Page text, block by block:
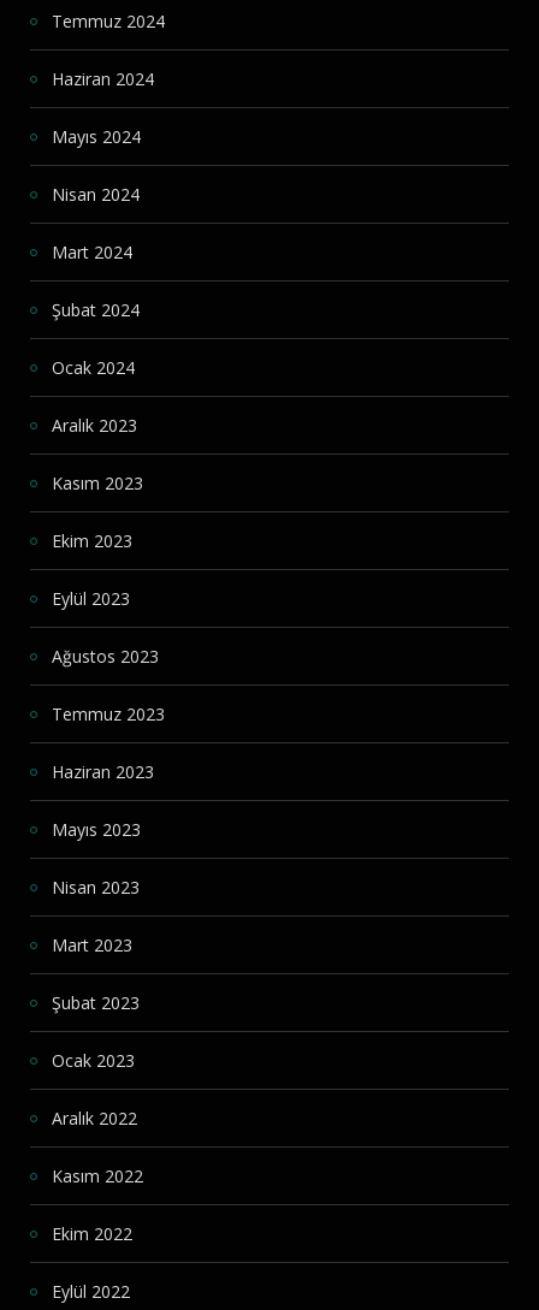
Temmuz 2024
Haziran 2024
Mayıs 2024
Nisan 2024
Mart 2024
Şubat 2024
Ocak 2024
Aralık 2023
Kasım 2023
Ekim 2023
Eylül 2023
Ağustos 2023
Temmuz 2023
Haziran 2023
Mayıs 2023
Nisan 2023
Mart 2023
Şubat 2023
Ocak 2023
Aralık 2022
Kasım 2022
Ekim 2022
Eylül 2022